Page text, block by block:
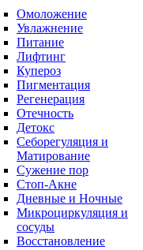
Омоложение
Увлажнение
Питание
Лифтинг
Купероз
Пигментация
Регенерация
Отечность
Детокс
Себорегуляция и
Матирование
Сужение пор
Стоп-Акне
Дневные и Ночные
Микроциркуляция и
сосуды
Восстановление